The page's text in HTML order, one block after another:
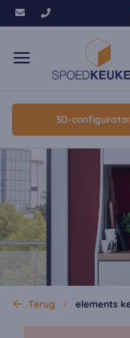
3D-configurator
Terug elements